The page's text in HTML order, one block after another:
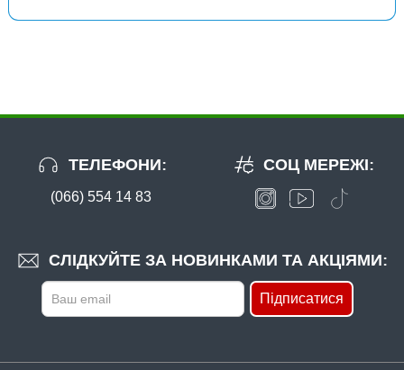
ТЕЛЕФОНИ:
(066) 554 14 83
СЛІДКУЙТЕ ЗА НОВИНКАМИ ТА АКЦІЯМИ:
Підписатися
СОЦ МЕРЕЖІ: